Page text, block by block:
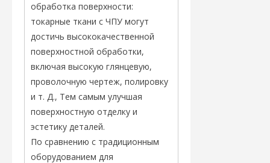
обработка поверхности:
токарные ткани с ЧПУ могут
достичь высококачественной
поверхностной обработки,
включая высокую глянцевую,
проволочную чертеж, полировку
и т. Д., Тем самым улучшая
поверхностную отделку и
эстетику деталей.
По сравнению с традиционным
оборудованием для